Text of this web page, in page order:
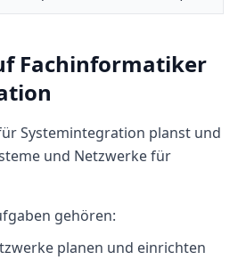
Fachinformatiker
Systemintegration planst und
und Netzwerke für
gehören:
planen und einrichten